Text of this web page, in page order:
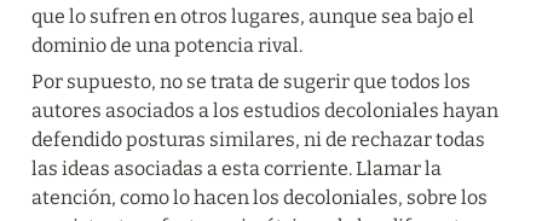
que lo sufren en otros lugares, aunque sea bajo el
dominio de una potencia rival.
Por supuesto, no se trata de sugerir que todos los
autores asociados a los estudios decoloniales hayan
defendido posturas similares, ni de rechazar todas
las ideas asociadas a esta corriente. Llamar la
atención, como lo hacen los decoloniales, sobre los